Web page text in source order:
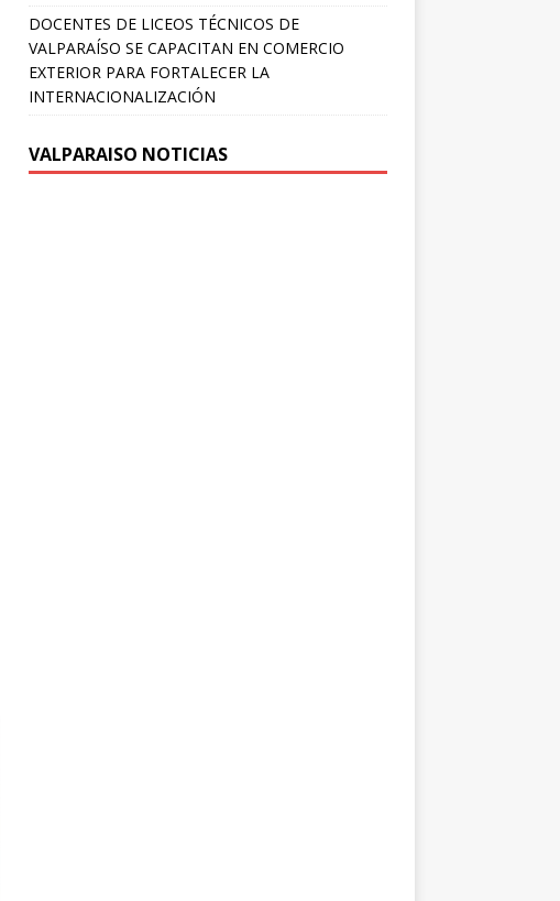
DOCENTES DE LICEOS TÉCNICOS DE
VALPARAÍSO SE CAPACITAN EN COMERCIO
EXTERIOR PARA FORTALECER LA
INTERNACIONALIZACIÓN
VALPARAISO NOTICIAS